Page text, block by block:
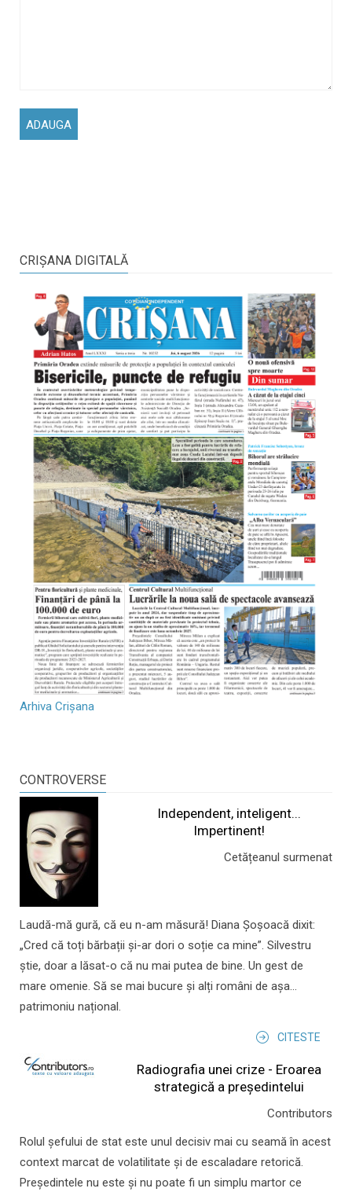
CRIŞANA DIGITALĂ
Arhiva Crișana
CONTROVERSE
Independent, inteligent...
Impertinent!
Cetățeanul surmenat
Laudă-mă gură, că eu n-am măsură! Diana Șoșoacă dixit:
„Cred că toți bărbații și-ar dori o soție ca mine”. Silvestru
știe, doar a lăsat-o că nu mai putea de bine. Un gest de
mare omenie. Să se mai bucure și alți români de așa...
patrimoniu național.
CITESTE
Radiografia unei crize - Eroarea
strategică a președintelui
Contributors
Rolul şefului de stat este unul decisiv mai cu seamă în acest
context marcat de volatilitate şi de escaladare retorică.
Preşedintele nu este şi nu poate fi un simplu martor ce